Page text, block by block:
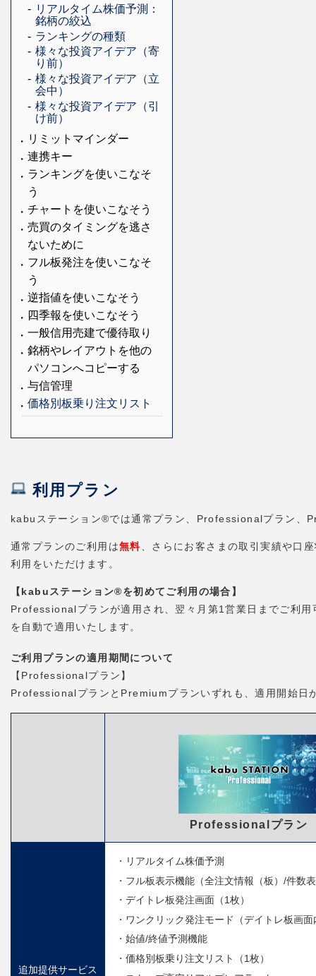
リアルタイム株価予測：
銘柄の絞込
ランキングの種類
様々な投資アイデア（寄
り前）
様々な投資アイデア（立
会中）
様々な投資アイデア（引
け前）
リミットマインダー
連携キー
ランキングを使いこなそ
う
チャートを使いこなそう
売買のタイミングを逃さ
ないために
フル板発注を使いこなそ
う
逆指値を使いこなそう
四季報を使いこなそう
一般信用売建で優待取り
銘柄やレイアウトを他の
パソコンへコピーする
与信管理
価格別板乗り注文リスト
利用プラン
kabuステーション®では通常プラン、Professionalプラン、
通常プランのご利用は無料 、さらにお客さまの取引実績や
利用をいただけます。
【kabuステーション®を初めてご利用の場合】
Professionalプランが適用され、翌々月第1営業日までご利
を自動で適用いたします。
ご利用プランの適用期間について
【Professionalプラン】
ProfessionalプランとPremiumプランいずれも、適用開始日
Professionalプラン
追加提供サービス
リアルタイム株価予測
フル板表示機能（全注文情報（板）/件数
デイトレ板発注画面（1枚）
ワンクリック発注モード（デイトレ板画面
始値/終値予測機能
価格別板乗り注文リスト（1枚）